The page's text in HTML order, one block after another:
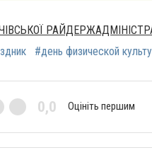
#день физической
0,0 Оцініть першим